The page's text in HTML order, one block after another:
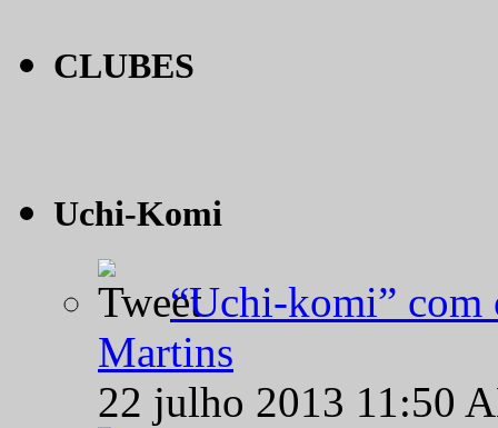
CLUBES
Uchi-Komi
“Uchi-komi” com
Martins
22 julho 2013 11:50